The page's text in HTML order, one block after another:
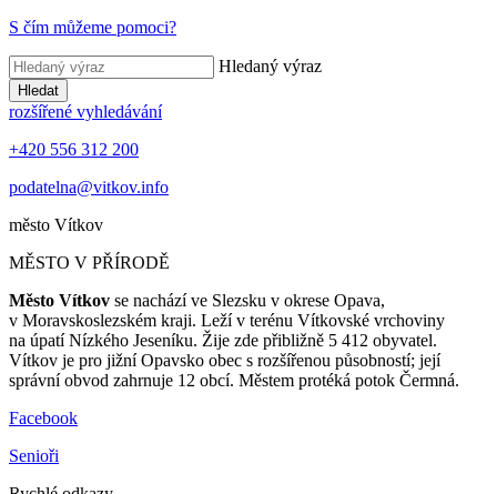
S čím můžeme pomoci?
Hledaný výraz
Hledat
rozšířené vyhledávání
+420 556 312 200
podatelna@vitkov.info
město Vítkov
MĚSTO V PŘÍRODĚ
Město Vítkov se nachází ve Slezsku v okrese Opava,
v Moravskoslezském kraji. Leží v terénu Vítkovské vrchoviny
na úpatí Nízkého Jeseníku. Žije zde přibližně 5 412 obyvatel.
Vítkov je pro jižní Opavsko obec s rozšířenou působností; její
správní obvod zahrnuje 12 obcí. Městem protéká potok Čermná.
Facebook
Senioři